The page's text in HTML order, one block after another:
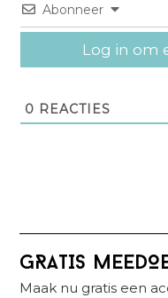
Abonneer
Log in om
0 REACTIES
Primaire
Sidebar
GRATIS
Maak nu gratis een